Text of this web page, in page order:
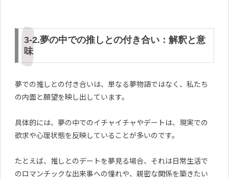
3-2.夢の中での推しとの付き合い：解釈と意
味
夢での推しとの付き合いは、単なる夢物語ではなく、私たち
の内面と願望を映し出しています。
具体的には、夢の中でのイチャイチャやデートは、現実での
欲求や心理状態を反映していることが多いのです。
たとえば、推しとのデートを夢見る場合、それは日常生活で
のロマンチックな出来事への憧れや、親密な関係を築きたい